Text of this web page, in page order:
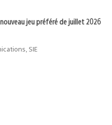
jeu préféré de juillet 2026
SIE